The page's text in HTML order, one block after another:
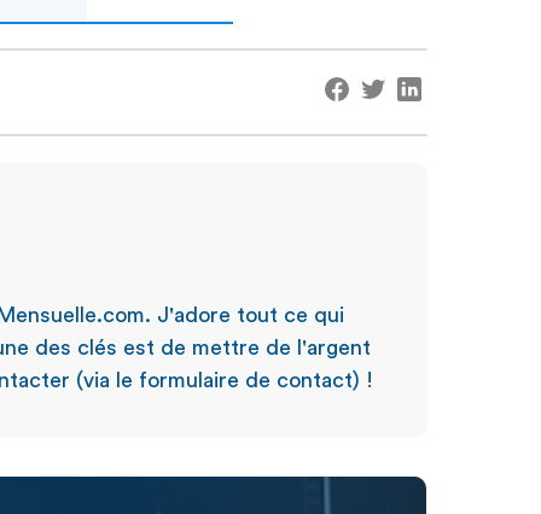
J'adore tout ce qui
des clés est de mettre de l'argent
(via le formulaire de contact) !